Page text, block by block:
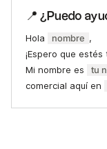
📍 ¿Puedo
Hola nombre ,
¡Espero que
Mi nombre es
tu
comercial aquí en